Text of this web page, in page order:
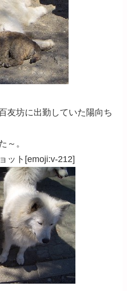
友坊に出勤していた陽向ち
～。
ット[emoji:v-212]